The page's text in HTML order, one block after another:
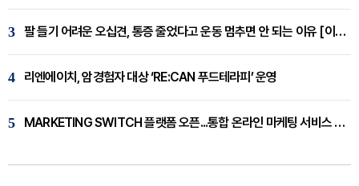
3 팔 들기 어려운 오십견, 통증 줄었다고 운동 멈추면 안 되는 이유 [이병욱 원장 칼럼]
4 리엔에이치, 암경험자 대상 ‘RE:CAN 푸드테라피’ 운영
5 MARKETING SWITCH 플랫폼 오픈...통합 온라인 마케팅 서비스 확대